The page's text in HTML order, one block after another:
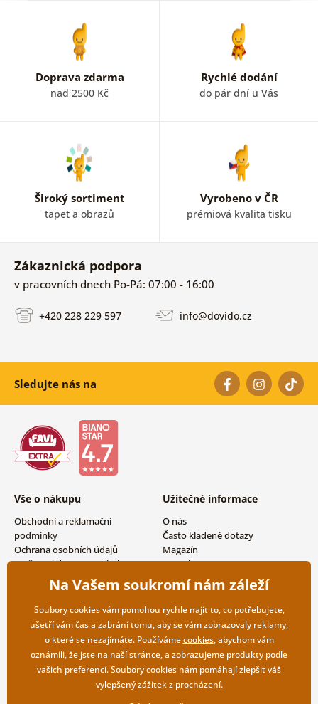
Doprava zdarma
nad 2500 Kč
Rychlé dodání
do pár dní u Vás
Široký sortiment
tapet a obrazů
Vyrobeno v ČR
prémiová kvalita tisku
Zákaznická podpora
v pracovních dnech Po-Pá: 07:00 - 16:00
+420 228 229 597 info@dovido.cz
Sledujte nás na
Vše o nákupu
Obchodní a reklamační
podmínky
Ochrana osobních údajů
Možnosti dopravy a platby
Vrácení zboží
Užitečné informace
O nás
Často kladené dotazy
Magazín
Kontakty
Velkoobchodní spolupráce
Na Vašem soukromí nám záleží
Soubory cookies vám pomohou rychle najít to, co potřebujete,
ušetří vám čas a zabrání tomu, aby se vám zobrazovaly reklamy,
o které se nezajímáte. Používámecookies, abychom vám
oznámili, že jste na naší stránce, a zobrazujeme produkty podle
vašich preferencí. Soubory cookies nám pomáhají zlepšit váš
vylepšený zážitek z procházení.